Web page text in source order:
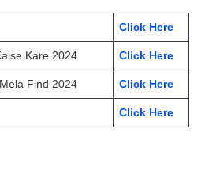
Click Here
Kare 2024 Click Here
Find 2024 Click Here
Click Here